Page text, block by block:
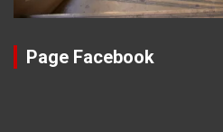
Page Facebook